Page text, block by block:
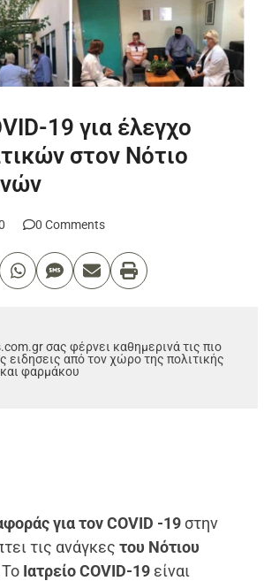
19 για έλεγχο
στον Νότιο
0 Comments
σας φέρνει καθημερινά τις πιο
ειδησεις από τον χώρο της πολιτικής
φαρμάκου
για τονCOVID -19 στην
τις ανάγκεςτου Νότιου
ΙατρείοCOVID-19 είναι